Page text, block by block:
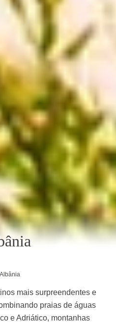
Albânia
mais surpreendentes e
praias de águas
e Adriático, montanhas